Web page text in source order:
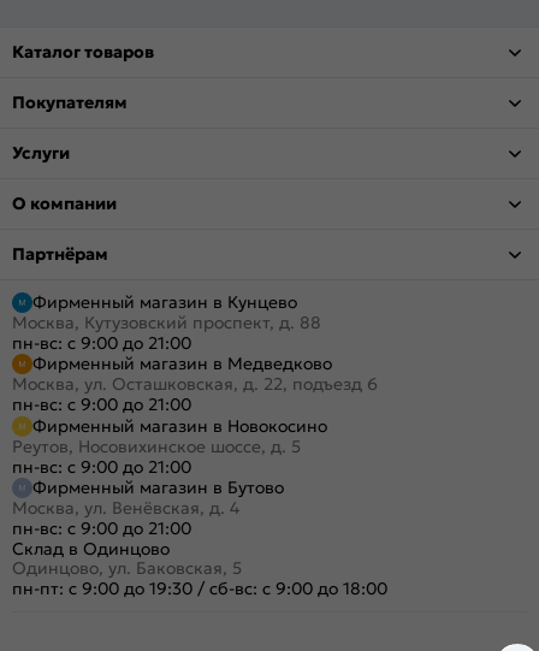
Каталог товаров
Покупателям
Услуги
О компании
Партнёрам
Фирменный магазин в Кунцево
Москва, Кутузовский проспект, д. 88
пн-вс: с 9:00 до 21:00
Фирменный магазин в Медведково
Москва, ул. Осташковская, д. 22, подъезд 6
пн-вс: с 9:00 до 21:00
Фирменный магазин в Новокосино
Реутов, Носовихинское шоссе, д. 5
пн-вс: с 9:00 до 21:00
Фирменный магазин в Бутово
Москва, ул. Венёвская, д. 4
пн-вс: с 9:00 до 21:00
Склад в Одинцово
Одинцово, ул. Баковская, 5
пн-пт: с 9:00 до 19:30 / сб-вс: с 9:00 до 18:00